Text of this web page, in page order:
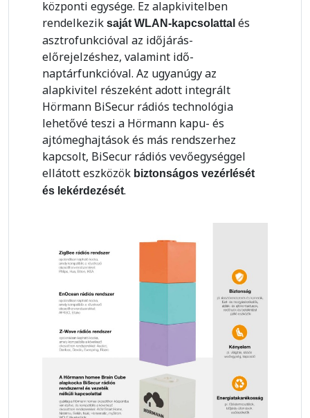
központi egysége. Ez alapkivitelben
rendelkezik saját WLAN-kapcsolattal és
asztrofunkcióval az időjárás-
előrejelzéshez, valamint idő-
naptárfunkcióval. Az ugyanúgy az
alapkivitel részeként adott integrált
Hörmann BiSecur rádiós technológia
lehetővé teszi a Hörmann kapu- és
ajtómeghajtások és más rendszerhez
kapcsolt, BiSecur rádiós vevőegységgel
ellátott eszközök biztonságos vezérlését
és lekérdezését.